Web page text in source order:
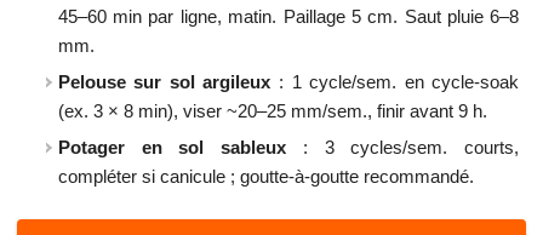
45–60 min par ligne, matin. Paillage 5 cm. Saut pluie 6–8
mm.
Pelouse sur sol argileux : 1 cycle/sem. en cycle-soak
(ex. 3 × 8 min), viser ~20–25 mm/sem., finir avant 9 h.
Potager en sol sableux : 3 cycles/sem. courts,
compléter si canicule ; goutte-à-goutte recommandé.